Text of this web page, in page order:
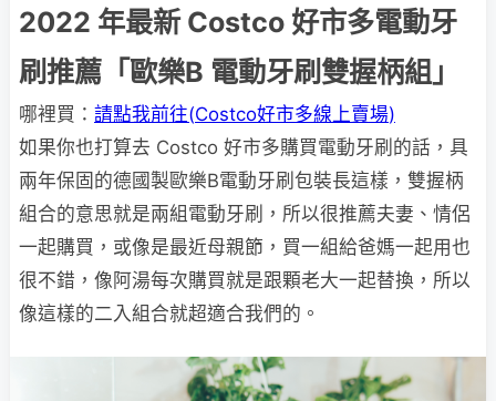
2022 年最新 Costco 好市多電動牙
刷推薦「歐樂B 電動牙刷雙握柄組」
哪裡買： 請點我前往(Costco好市多線上賣場)
如果你也打算去 Costco 好市多購買電動牙刷的話，具
兩年保固的德國製歐樂B電動牙刷包裝長這樣，雙握柄
組合的意思就是兩組電動牙刷，所以很推薦夫妻、情侶
一起購買，或像是最近母親節，買一組給爸媽一起用也
很不錯，像阿湯每次購買就是跟顆老大一起替換，所以
像這樣的二入組合就超適合我們的。